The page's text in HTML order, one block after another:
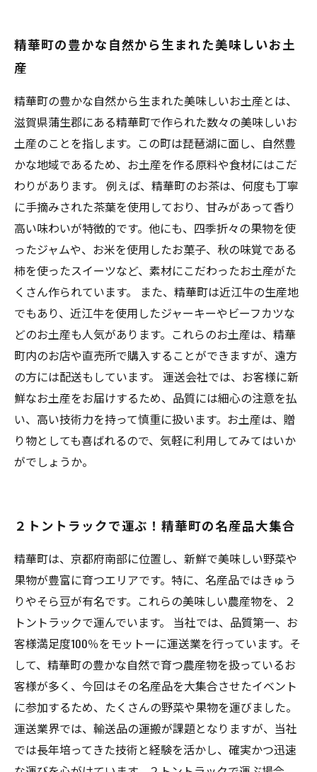
トラック
精華町の豊かな自然から生まれた美味しいお土
産
精華町の豊かな自然から生まれた美味しいお土産とは、
滋賀県蒲生郡にある精華町で作られた数々の美味しいお
土産のことを指します。この町は琵琶湖に面し、自然豊
かな地域であるため、お土産を作る原料や食材にはこだ
わりがあります。 例えば、精華町のお茶は、何度も丁寧
に手摘みされた茶葉を使用しており、甘みがあって香り
高い味わいが特徴的です。他にも、四季折々の果物を使
ったジャムや、お米を使用したお菓子、秋の味覚である
柿を使ったスイーツなど、素材にこだわったお土産がた
くさん作られています。 また、精華町は近江牛の生産地
でもあり、近江牛を使用したジャーキーやビーフカツな
どのお土産も人気があります。これらのお土産は、精華
町内のお店や直売所で購入することができますが、遠方
の方には配送もしています。 運送会社では、お客様に新
鮮なお土産をお届けするため、品質には細心の注意を払
い、高い技術力を持って慎重に扱います。お土産は、贈
り物としても喜ばれるので、気軽に利用してみてはいか
がでしょうか。
２トントラックで運ぶ！精華町の名産品大集合
精華町は、京都府南部に位置し、新鮮で美味しい野菜や
果物が豊富に育つエリアです。特に、名産品ではきゅう
りやそら豆が有名です。これらの美味しい農産物を、２
トントラックで運んでいます。 当社では、品質第一、お
客様満足度100％をモットーに運送業を行っています。そ
して、精華町の豊かな自然で育つ農産物を扱っているお
客様が多く、今回はその名産品を大集合させたイベント
に参加するため、たくさんの野菜や果物を運びました。
運送業界では、輸送品の運搬が課題となりますが、当社
では長年培ってきた技術と経験を活かし、確実かつ迅速